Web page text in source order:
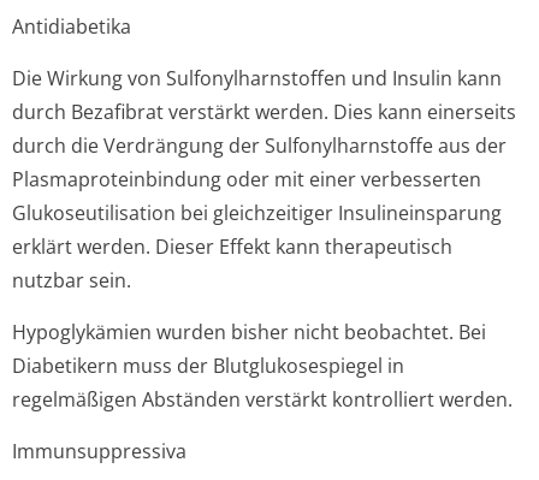
Antidiabetika
Die Wirkung von Sulfonylharnstoffen und Insulin kann
durch Bezafibrat verstärkt werden. Dies kann einerseits
durch die Verdrängung der Sulfonylharnstoffe aus der
Plasmaprotein­bindung oder mit einer verbesserten
Glukoseutilisation bei gleichzeitiger Insulineinsparung
erklärt werden. Dieser Effekt kann therapeutisch
nutzbar sein.
Hypoglykämien wurden bisher nicht beobachtet. Bei
Diabetikern muss der Blutglukosespiegel in
regelmäßigen Abständen verstärkt kontrolliert werden.
Immunsuppressiva